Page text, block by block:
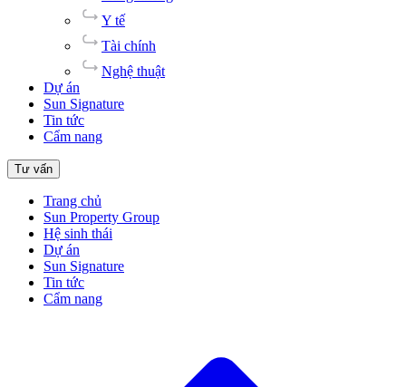
Y tế
Tài chính
Nghệ thuật
Dự án
Sun Signature
Tin tức
Cẩm nang
Tư vấn
Trang chủ
Sun Property Group
Hệ sinh thái
Dự án
Sun Signature
Tin tức
Cẩm nang